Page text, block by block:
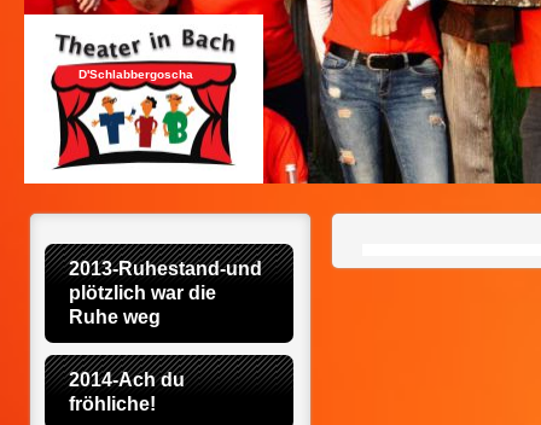
D'Schlabbergoscha
2013-Ruhestand-und
plötzlich war die
Ruhe weg
2014-Ach du
fröhliche!